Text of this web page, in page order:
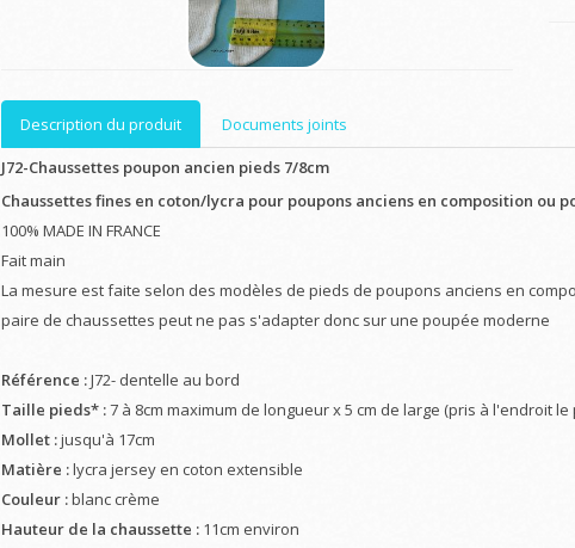
Description du produit
Documents joints
J72-Chaussettes poupon ancien pieds 7/8cm
Chaussettes fines en coton/lycra pour poupons anciens en composition ou
100% MADE IN FRANCE
Fait main
La mesure est faite selon des modèles de pieds de poupons anciens en
paire de chaussettes peut ne pas s'adapter donc sur une poupée moderne
Référence :J72- dentelle au bord
Taille pieds* :7 à 8cm maximum de longueur x 5 cm de large (pris à l'endroit
Mollet :jusqu'à 17cm
Matière :lycra jersey en coton extensible
Couleur :blanc crème
Hauteur de la chaussette :11cm environ